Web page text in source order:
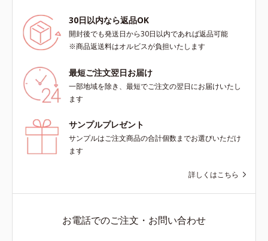
30日以内なら返品OK
開封後でも発送日から30日以内であれば返品可能
※商品返送料はオルビスが負担いたします
最短ご注文翌日お届け
一部地域を除き、最短でご注文の翌日にお届けいたし
ます
サンプルプレゼント
サンプルはご注文商品の合計個数までお選びいただけ
ます
詳しくはこちら
お電話でのご注文・お問い合わせ